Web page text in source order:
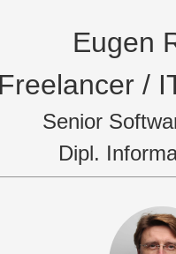
Eugen
/
Senior
Dipl.